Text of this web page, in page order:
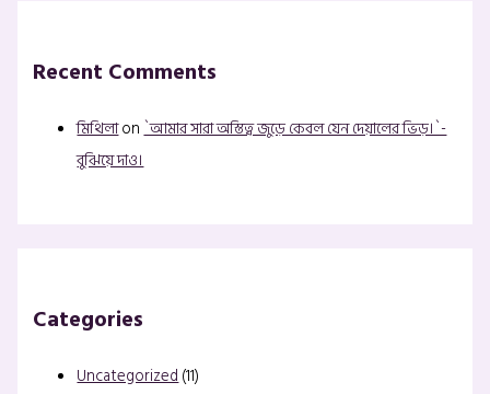
Recent Comments
মিথিলাon`আমার সারা অস্তিত্ব জুড়ে কেবল যেন দেয়ালের ভিড়।`-
বুঝিয়ে দাও।
Categories
Uncategorized(11)